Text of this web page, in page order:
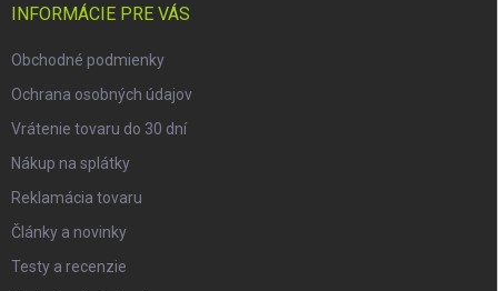
INFORMÁCIE PRE VÁS
Obchodné podmienky
Ochrana osobných údajov
Vrátenie tovaru do 30 dní
Nákup na splátky
Reklamácia tovaru
Články a novinky
Testy a recenzie